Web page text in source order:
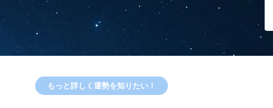
もっと詳しく運勢を知りたい！